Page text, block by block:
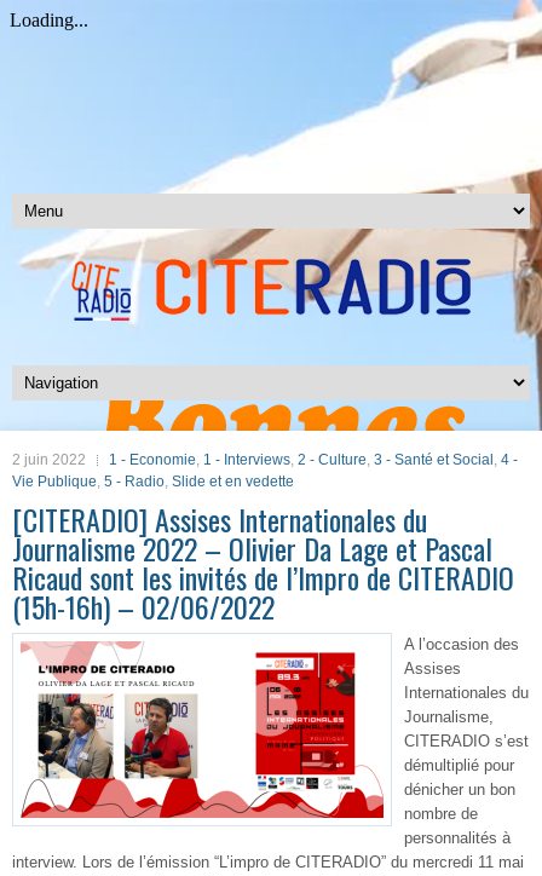
2 juin 2022 1 - Economie, 1 - Interviews, 2 - Culture, 3 - Santé et Social , 4 -
Vie Publique, 5 - Radio, Slide et en vedette
[CITERADIO] Assises Internationales du
Journalisme 2022 – Olivier Da Lage et Pascal
Ricaud sont les invités de l’Impro de CITERADIO
(15h-16h) – 02/06/2022
A l’occasion des
Assises
Internationales du
Journalisme,
CITERADIO s’est
démultiplié pour
dénicher un bon
nombre de
personnalités à
interview. Lors de l’émission “L’impro de CITERADIO” du mercredi 11 mai